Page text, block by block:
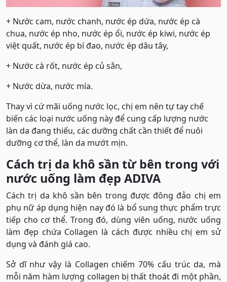
+ Nước cam, nước chanh, nước ép dứa, nước ép cà
chua, nước ép nho, nước ép ổi, nước ép kiwi, nước ép
việt quất, nước ép bí đao, nước ép dâu tây,
+ Nước cà rốt, nước ép củ sắn,
+ Nước dừa, nước mía.
Thay vì cứ mãi uống nước lọc, chị em nên tự tay chế
biến các loại nước uống này để cung cấp lượng nước
làn da đang thiếu, các dưỡng chất cần thiết để nuôi
dưỡng cơ thể, làn da mướt mịn.
Cách trị da khô sần từ bên trong với
nước uống làm đẹp ADIVA
Cách trị da khô sần bên trong được đông đảo chị em
phụ nữ áp dụng hiện nay đó là bổ sung thực phẩm trực
tiếp cho cơ thể. Trong đó, dùng viên uống, nước uống
làm đẹp chứa Collagen là cách được nhiều chị em sử
dụng và đánh giá cao.
Sở dĩ như vậy là Collagen chiếm 70% cấu trúc da, mà
mỗi năm hàm lượng collagen bị thất thoát đi một phần,